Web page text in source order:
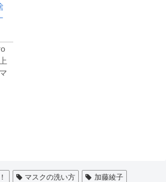
マスクの洗い方 加藤綾子